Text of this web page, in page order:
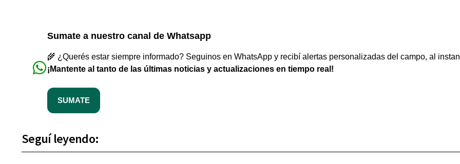
Sumate a nuestro canal de Whatsapp
🌾 ¿Querés estar siempre informado? Seguinos en WhatsApp y recibí alertas personalizadas del campo, al
¡Mantente al tanto de las últimas noticias y actualizaciones en tiempo real!
SUMATE
Seguí leyendo: